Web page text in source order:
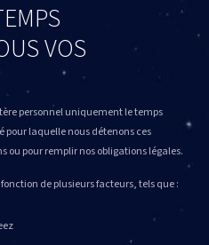
VOS
personnel uniquement le temps
laquelle nous détenons ces
ou pour remplir nos obligations légales.
de plusieurs facteurs, tels que :